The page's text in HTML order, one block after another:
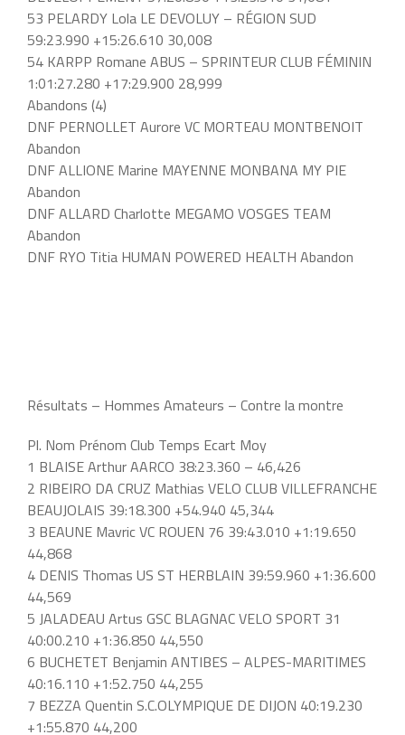
53 PELARDY Lola LE DEVOLUY – RÉGION SUD
59:23.990 +15:26.610 30,008
54 KARPP Romane ABUS – SPRINTEUR CLUB FÉMININ
1:01:27.280 +17:29.900 28,999
Abandons (4)
DNF PERNOLLET Aurore VC MORTEAU MONTBENOIT
Abandon
DNF ALLIONE Marine MAYENNE MONBANA MY PIE
Abandon
DNF ALLARD Charlotte MEGAMO VOSGES TEAM
Abandon
DNF RYO Titia HUMAN POWERED HEALTH Abandon
Résultats – Hommes Amateurs – Contre la montre
Pl. Nom Prénom Club Temps Ecart Moy
1 BLAISE Arthur AARCO 38:23.360 – 46,426
2 RIBEIRO DA CRUZ Mathias VELO CLUB VILLEFRANCHE
BEAUJOLAIS 39:18.300 +54.940 45,344
3 BEAUNE Mavric VC ROUEN 76 39:43.010 +1:19.650
44,868
4 DENIS Thomas US ST HERBLAIN 39:59.960 +1:36.600
44,569
5 JALADEAU Artus GSC BLAGNAC VELO SPORT 31
40:00.210 +1:36.850 44,550
6 BUCHETET Benjamin ANTIBES – ALPES-MARITIMES
40:16.110 +1:52.750 44,255
7 BEZZA Quentin S.C.OLYMPIQUE DE DIJON 40:19.230
+1:55.870 44,200